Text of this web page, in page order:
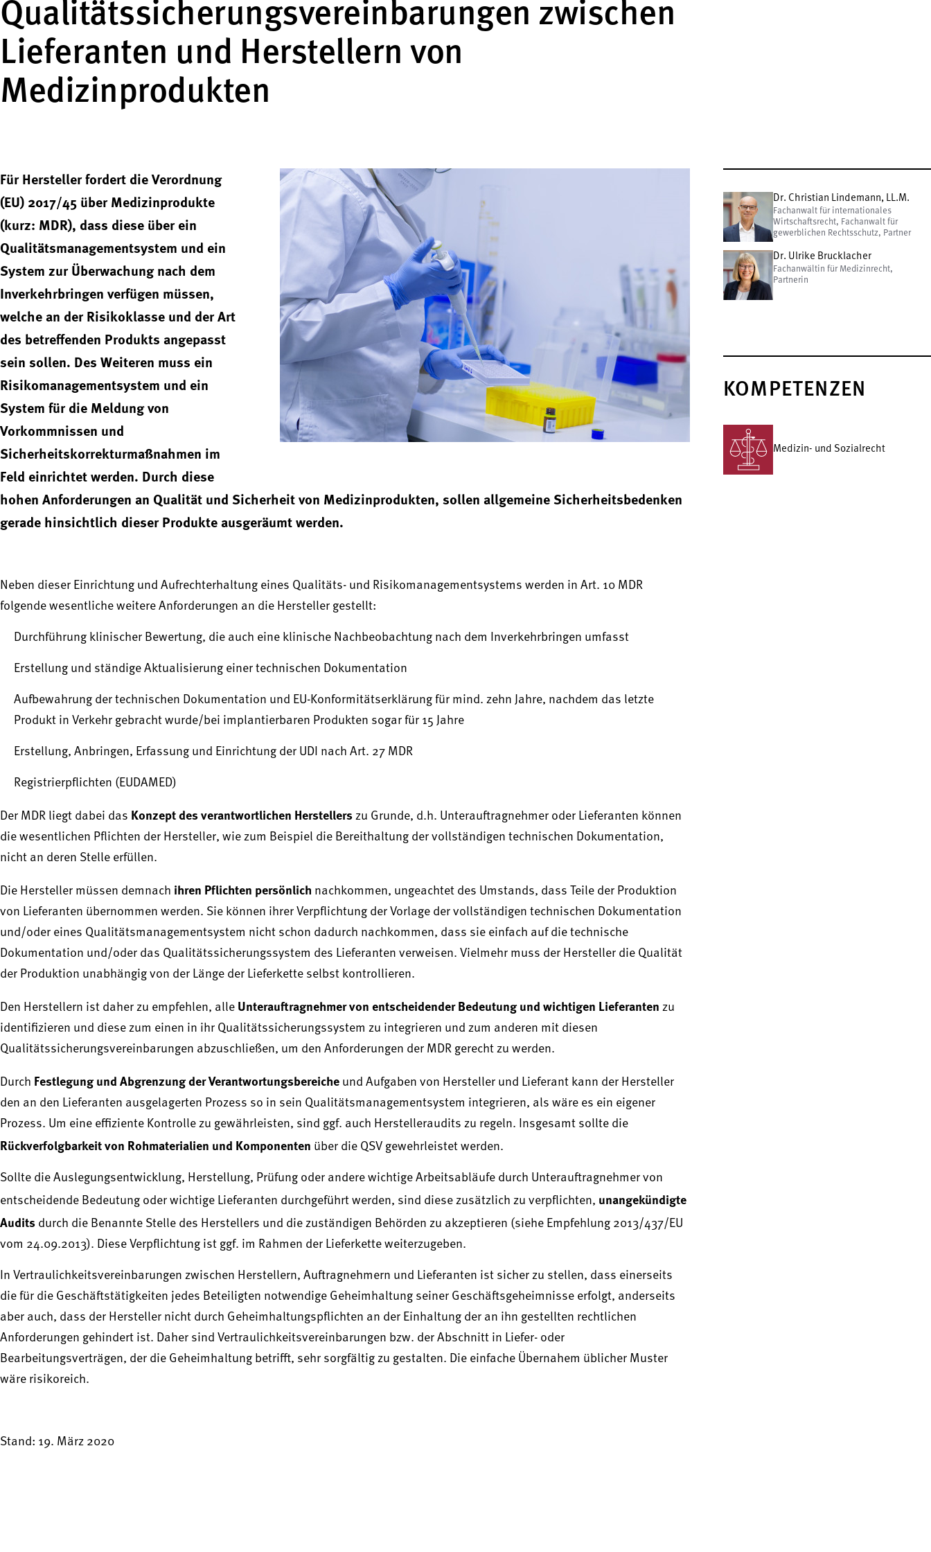
Qualitätssicherungsvereinbarungen zwischen
Lieferanten und Herstellern von
Medizinprodukten
Für Hersteller fordert die Verordnung
(EU) 2017/45 über Medizinprodukte
(kurz: MDR), dass diese über ein
Qualitätsmanagementsystem und ein
System zur Überwachung nach dem
Inverkehrbringen verfügen müssen,
welche an der Risikoklasse und der Art
des betreffenden Produkts angepasst
sein sollen. Des Weiteren muss ein
Risikomanagementsystem und ein
System für die Meldung von
Vorkommnissen und
Sicherheitskorrekturmaßnahmen im
Feld einrichtet werden. Durch diese
hohen Anforderungen an Qualität und Sicherheit von Medizinprodukten, sollen allgemeine Sicherheitsbedenken
gerade hinsichtlich dieser Produkte ausgeräumt werden.
Neben dieser Einrichtung und Aufrechterhaltung eines Qualitäts- und Risikomanagementsystems werden in Art. 10 MDR
folgende wesentliche weitere Anforderungen an die Hersteller gestellt:
Durchführung klinischer Bewertung, die auch eine klinische Nachbeobachtung nach dem Inverkehrbringen umfasst
Erstellung und ständige Aktualisierung einer technischen Dokumentation
Aufbewahrung der technischen Dokumentation und EU-Konformitätserklärung für mind. zehn Jahre, nachdem das letzte
Produkt in Verkehr gebracht wurde/bei implantierbaren Produkten sogar für 15 Jahre
Erstellung, Anbringen, Erfassung und Einrichtung der UDI nach Art. 27 MDR
Registrierpflichten (EUDAMED)
Der MDR liegt dabei das Konzept des verantwortlichen Herstellers zu Grunde, d.h. Unterauftragnehmer oder Lieferanten können
die wesentlichen Pflichten der Hersteller, wie zum Beispiel die Bereithaltung der vollständigen technischen Dokumentation,
nicht an deren Stelle erfüllen.
Die Hersteller müssen demnach ihren Pflichten persönlich nachkommen, ungeachtet des Umstands, dass Teile der Produktion
von Lieferanten übernommen werden. Sie können ihrer Verpflichtung der Vorlage der vollständigen technischen Dokumentation
und/oder eines Qualitätsmanagementsystem nicht schon dadurch nachkommen, dass sie einfach auf die technische
Dokumentation und/oder das Qualitätssicherungssystem des Lieferanten verweisen. Vielmehr muss der Hersteller die Qualität
der Produktion unabhängig von der Länge der Lieferkette selbst kontrollieren.
Den Herstellern ist daher zu empfehlen, alle Unterauftragnehmer von entscheidender Bedeutung und wichtigen Lieferanten zu
identifizieren und diese zum einen in ihr Qualitätssicherungssystem zu integrieren und zum anderen mit diesen
Qualitätssicherungsvereinbarungen abzuschließen, um den Anforderungen der MDR gerecht zu werden.
Durch Festlegung und Abgrenzung der Verantwortungsbereiche und Aufgaben von Hersteller und Lieferant kann der Hersteller
den an den Lieferanten ausgelagerten Prozess so in sein Qualitätsmanagementsystem integrieren, als wäre es ein eigener
Prozess. Um eine effiziente Kontrolle zu gewährleisten, sind ggf. auch Herstelleraudits zu regeln. Insgesamt sollte die
Rückverfolgbarkeit von Rohmaterialien und Komponenten über die QSV gewehrleistet werden.
Sollte die Auslegungsentwicklung, Herstellung, Prüfung oder andere wichtige Arbeitsabläufe durch Unterauftragnehmer von
entscheidende Bedeutung oder wichtige Lieferanten durchgeführt werden, sind diese zusätzlich zu verpflichten, unangekündigte
Audits durch die Benannte Stelle des Herstellers und die zuständigen Behörden zu akzeptieren (siehe Empfehlung 2013/437/EU
vom 24.09.2013). Diese Verpflichtung ist ggf. im Rahmen der Lieferkette weiterzugeben.
In Vertraulichkeitsvereinbarungen zwischen Herstellern, Auftragnehmern und Lieferanten ist sicher zu stellen, dass einerseits
die für die Geschäftstätigkeiten jedes Beteiligten notwendige Geheimhaltung seiner Geschäftsgeheimnisse erfolgt, anderseits
aber auch, dass der Hersteller nicht durch Geheimhaltungspflichten an der Einhaltung der an ihn gestellten rechtlichen
Anforderungen gehindert ist. Daher sind Vertraulichkeitsvereinbarungen bzw. der Abschnitt in Liefer- oder
Bearbeitungsverträgen, der die Geheimhaltung betrifft, sehr sorgfältig zu gestalten. Die einfache Übernahem üblicher Muster
wäre risikoreich.
Stand: 19. März 2020
Dr. Christian Lindemann, LL.M.
Fachanwalt für internationales
Wirtschaftsrecht, Fachanwalt für
gewerblichen Rechtsschutz, Partner
Dr. Ulrike Brucklacher
Fachanwältin für Medizinrecht,
Partnerin
KOMPETENZEN
Medizin- und Sozialrecht